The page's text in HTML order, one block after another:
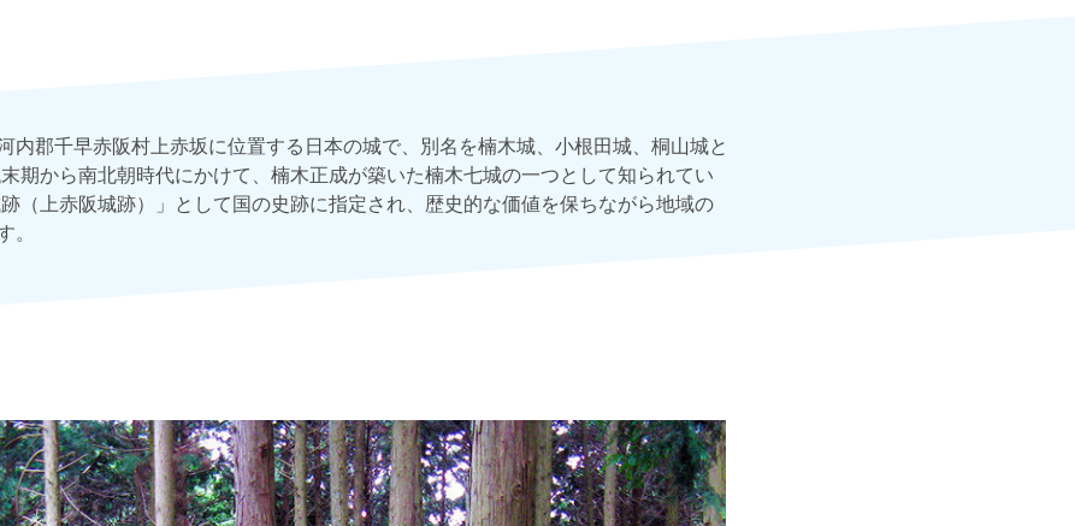
内郡千早赤阪村上赤坂に位置する日本の城で、別名を楠木城、小根田城、桐山城と
期から南北朝時代にかけて、楠木正成が築いた楠木七城の一つとして知られてい
（上赤阪城跡）」として国の史跡に指定され、歴史的な価値を保ちながら地域の